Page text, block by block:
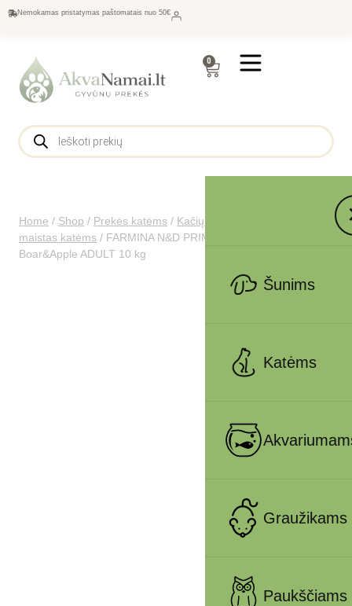
Nemokamas pristatymas paštomatais nuo 50€
0
Šunims
Katėms
Graužikams
Paukščiams
Home / Shop / Prekės katėms / Kačių maistas
maistas katėms / FARMINA N&D PRIME – CAT Dry Wild
Boar&Apple ADULT 10 kg